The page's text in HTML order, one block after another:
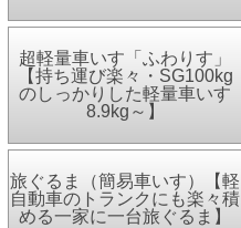
超軽量車いす「ふわりす」
【持ち運び楽々・SG100kg
のしっかりした軽量車いす
8.9kg～】
旅ぐるま（簡易車いす）【軽
自動車のトランクにも楽々積
める一家に一台旅ぐるま】